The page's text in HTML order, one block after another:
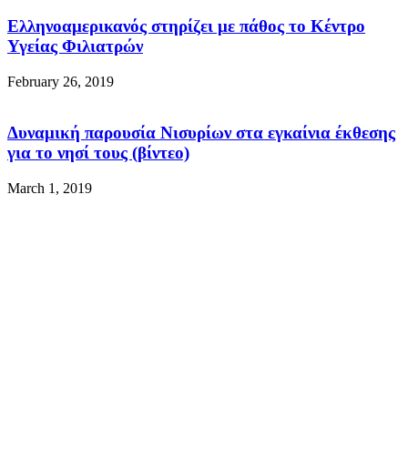
Ελληνοαμερικανός στηρίζει με πάθος το Κέντρο
Υγείας Φιλιατρών
February 26, 2019
Δυναμική παρουσία Νισυρίων στα εγκαίνια έκθεσης
για το νησί τους (βίντεο)
March 1, 2019